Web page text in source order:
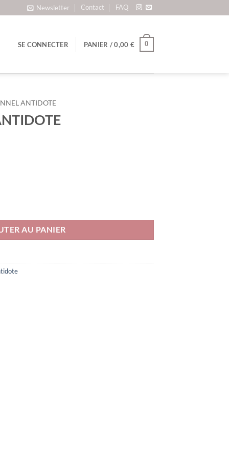
Newsletter Contact FAQ
SE CONNECTER PANIER /0,00 € 0
ANTIDOTE
AU PANIER